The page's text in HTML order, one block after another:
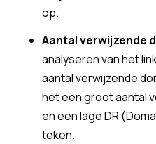
op.
Aantal verwijzende
analyseren van het
aantal verwijzende
het een groot aantal
en een lage DR
teken.